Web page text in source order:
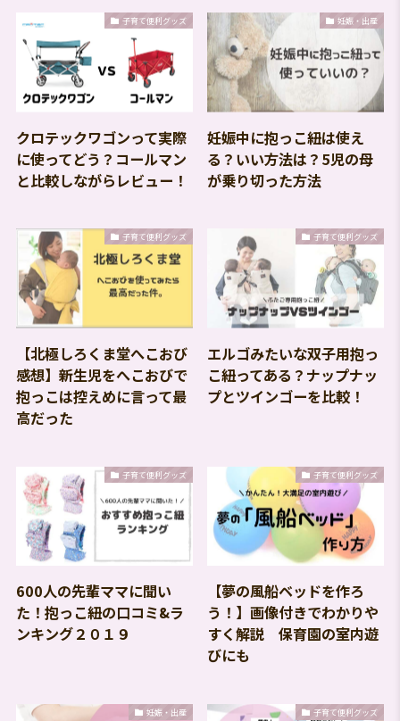
子育て便利グッズ
クロテックワゴンって実際
に使ってどう？コールマン
と比較しながらレビュー！
妊娠・出産
妊娠中に抱っこ紐は使え
る？いい方法は？5児の母
が乗り切った方法
子育て便利グッズ
【北極しろくま堂へこおび
感想】新生児をへこおびで
抱っこは控えめに言って最
高だった
子育て便利グッズ
エルゴみたいな双子用抱っ
こ紐ってある？ナップナッ
プとツインゴーを比較！
子育て便利グッズ
600人の先輩ママに聞い
た！抱っこ紐の口コミ&ラ
ンキング２０１９
子育て便利グッズ
【夢の風船ベッドを作ろ
う！】画像付きでわかりや
すく解説 保育園の室内遊
びにも
妊娠・出産 子育て便利グッズ